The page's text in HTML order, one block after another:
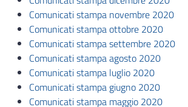
Comunicati stampa novembre 2020
Comunicati stampa ottobre 2020
Comunicati stampa settembre 2020
Comunicati stampa agosto 2020
Comunicati stampa luglio 2020
Comunicati stampa giugno 2020
Comunicati stampa maggio 2020